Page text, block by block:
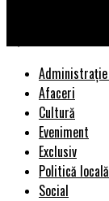
Afaceri
Cultură
Eveniment
Exclusiv
Politică locală
Social